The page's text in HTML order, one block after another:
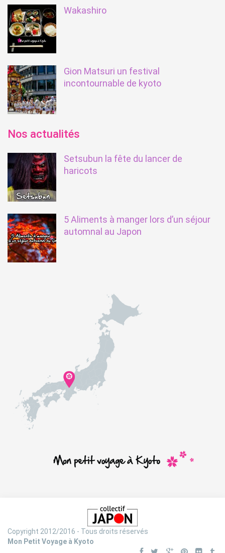
Wakashiro
Gion Matsuri un festival
incontournable de kyoto
Nos actualités
Setsubun la fête du lancer de
haricots
5 Aliments à manger lors d’un séjour
automnal au Japon
Copyright 2012/2016 - Tous droits réservés
Mon Petit Voyage à Kyoto